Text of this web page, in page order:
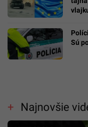
Sú
Najnovšie